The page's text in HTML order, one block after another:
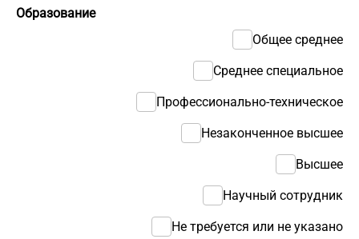
Образование
Общее среднее
Среднее специальное
Профессионально-техническое
Незаконченное высшее
Высшее
Научный сотрудник
Не требуется или не указано